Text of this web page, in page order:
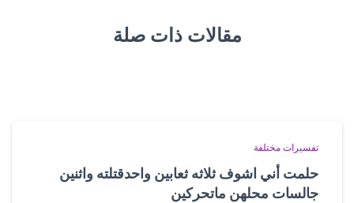
مقالات ذات صلة
تفسيرات مختلفة
حلمت أني اشوف ثلاثه ثعابين واحدقتلته واثنين
جالسات محلهن ماتحركين